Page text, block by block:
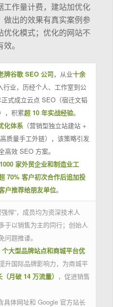
工作量计费，建站加优化
做出的效果有真实案例参
化模式；优化的网站不
。
牌谷歌 SEO 公司，从业十余
行业，历经个人、工作室到公
式成立云点 SEO（宿迁文韬
，积累超 10 年实战经验。
化体系（营销型独立站建站 +
质量手工外链），该策略引发
高效 SEO 方案。
家外贸企业和制造业工
70% 客户初次合作后追加投
户推荐给朋友单位。
悍”，成员均为资深技术人
于以销售为主的同行；创始人
问题推诿。
个大型品牌站点和商城平台优
升国际品牌影响力，为商城平
月破 14 万流量） ，促进销售
具体网址和 Google 官方站长